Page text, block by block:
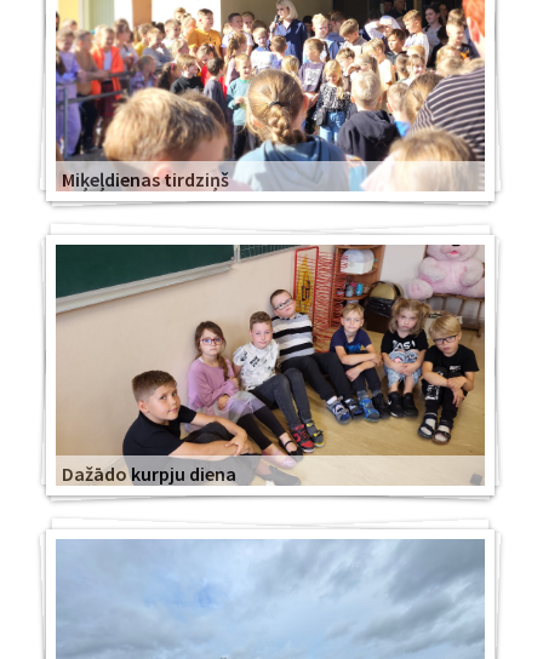
Miķeļdienas tirdziņš
Dažādo kurpju diena